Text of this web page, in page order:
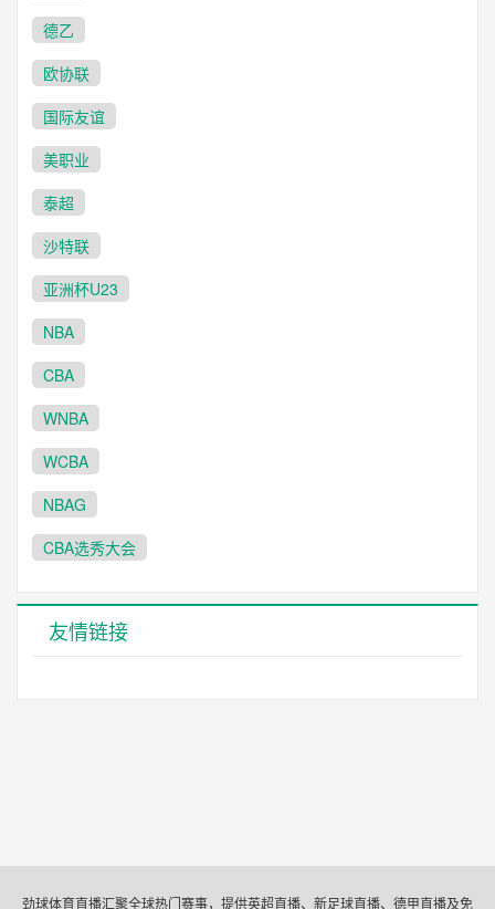
德乙
欧协联
国际友谊
美职业
泰超
沙特联
亚洲杯U23
NBA
CBA
WNBA
WCBA
NBAG
CBA选秀大会
友情链接
劲球体育直播汇聚全球热门赛事，提供英超直播、新足球直播、德甲直播及免